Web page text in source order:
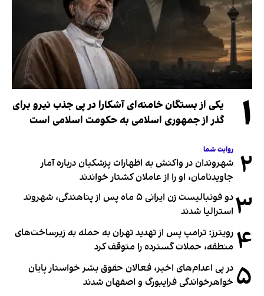
۱
یکی از بستگان خامنه‌ای آشکارا در پی جذب نیرو برای
گذر از جمهوری اسلامی به حکومت اسلامی است
۲ روایت شما
شهروندان در واکنش به اظهارات پزشکیان درباره آمار
جاویدنامان، او را از عاملان کشتار خواندند
۳
دو فوتبالیست زن ایرانی ۵ ماه پس از پناهندگی، شهروند
استرالیا شدند
۴ رویترز: ترامپ پس از تهدید تهران به حمله به زیرساخت‌های
منطقه، حملات گسترده را متوقف کرد
۵ در پی اعدام‌های اخیر، فعالان حقوق بشر خواستار پایان
خواهرخواندگی فرایبورگ و اصفهان شدند